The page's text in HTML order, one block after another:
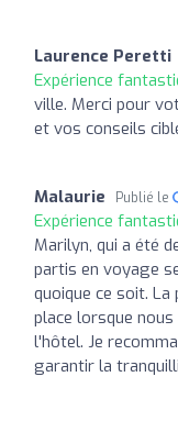
Laurence Peretti
Expérience
ville. Merci pour
et vos conseils
Malaurie Publié le
Expérience
Marilyn, qui a été
partis en voyage
quoique ce soit.
place lorsque
l'hôtel. Je
garantir la